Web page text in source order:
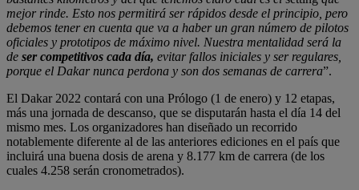
mejor rinde. Esto nos permitirá ser rápidos desde el principio, pero
debemos tener en cuenta que va a haber un gran número de pilotos
oficiales y prototipos de máximo nivel. Nuestra mentalidad será la
de ser competitivos cada día, evitar fallos iniciales y ser regulares,
porque el Dakar nunca perdona y son dos semanas de carrera”.
El Dakar 2022 contará con una Prólogo (1 de enero) y 12 etapas,
más una jornada de descanso, que se disputarán hasta el día 14 del
mismo mes. Los organizadores han diseñado un recorrido
notablemente diferente al de las anteriores ediciones en el país que
incluirá una buena dosis de arena y 8.177 km de carrera (de los
cuales 4.258 serán cronometrados).